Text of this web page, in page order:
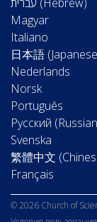
Magyar
Italiano
日本語
Nederlands
Norsk
Português
Русский
Svenska
繁體中文
Français
© 2026 Church of